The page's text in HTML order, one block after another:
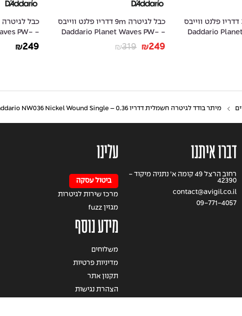
כבל לגיטרה 3m דדריו פלנט ווייבס
- Daddario
כבל לגיטרה 9m דדריו פלנט ווייבס
- Daddario Planet Waves PW-
AMSK-30
₪319 ₪249
PW-
AMSGRR-20
₪249
מיתר בודד לגיטרה חשמלית דדריו 0.36 – Daddario NW036 Nickel Wound Single
דברו איתנו
רחוב הרצל 49 קומה א' נתניה מיקוד -
42390
contact@avigil.co.il
09-771-4057
עלינו
ביטול עסקה
מרכז שירות לגיטרות
מגזין fuzz
מידע נוסף
משלוחים
מדיניות פרטיות
תקנון אתר
הצהרת נגישות